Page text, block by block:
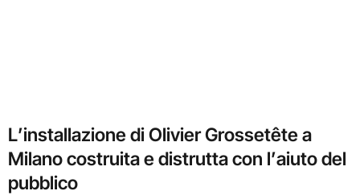
L’installazione di Olivier Grossetête a
Milano costruita e distrutta con l’aiuto del
pubblico